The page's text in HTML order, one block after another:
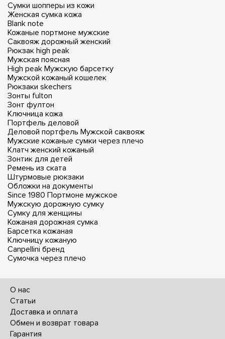
Сумки шопперы из кожи
Женская сумка кожа
Blank note
Кожаные портмоне мужские
Саквояж дорожный женский
Рюкзак high peak
Мужская поясная
High peak Мужскую барсетку
Мужской кожаный кошелек
Рюкзаки skechers
Зонты fulton
Зонт фултон
Ключница кожа
Портфель деловой
Деловой портфель Мужской саквояж
Мужские кожаные сумки через плечо
Клатч женский кожаный
Зонтик для детей
Ремень из ската
Штурмовые рюкзаки
Обложки на документы
Since 1980 Портмоне мужское
Мужскую дорожную сумку
Сумку для женщины
Кожаная дорожная сумка
Барсетка кожаная
Ключницу кожаную
Canpellini бренд
Сумочка через плечо
О нас
Статьи
Доставка и оплата
Обмен и возврат товара
Гарантия